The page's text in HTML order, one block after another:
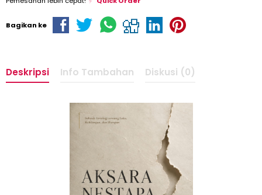
Bagikan ke
Deskripsi Info Tambahan Diskusi (0)